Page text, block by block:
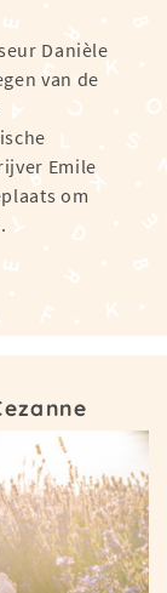
Danièle
van de
Emile
om